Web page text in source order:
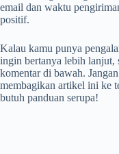
email dan waktu
positif.
Kalau kamu punya
ingin bertanya lebih lanjut,
komentar di bawah.
membagikan artikel ini ke
butuh panduan serupa!